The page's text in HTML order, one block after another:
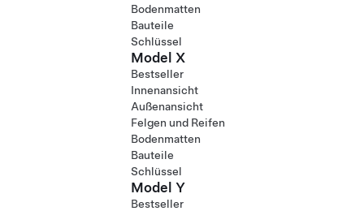
Bodenmatten
Bauteile
Schlüssel
Model X
Bestseller
Innenansicht
Außenansicht
Felgen und Reifen
Bodenmatten
Bauteile
Schlüssel
Model Y
Bestseller